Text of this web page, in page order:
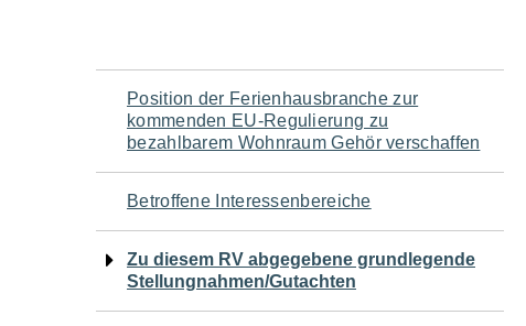
Navigation
für
den
Seiteninhalt
Position der Ferienhausbranche zur
kommenden EU-Regulierung zu
bezahlbarem Wohnraum Gehör verschaffen
Betroffene Interessenbereiche
Zu diesem RV abgegebene grundlegende
Stellungnahmen/Gutachten